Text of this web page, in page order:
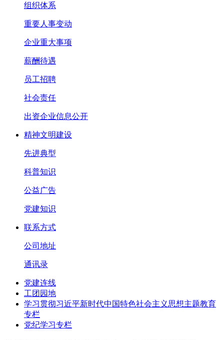
组织体系
重要人事变动
企业重大事项
薪酬待遇
员工招聘
社会责任
出资企业信息公开
精神文明建设
先进典型
科普知识
公益广告
党建知识
联系方式
公司地址
通讯录
党建连线
工团园地
学习贯彻习近平新时代中国特色社会主义思想主题教育
专栏
党纪学习专栏